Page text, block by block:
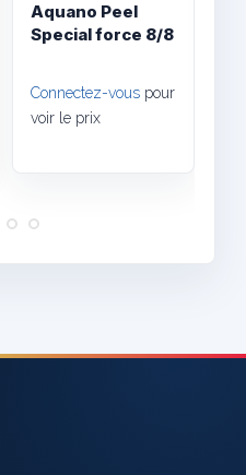
Aquano Peel
Special force 8/8
Connectez-vous pour
voir le prix